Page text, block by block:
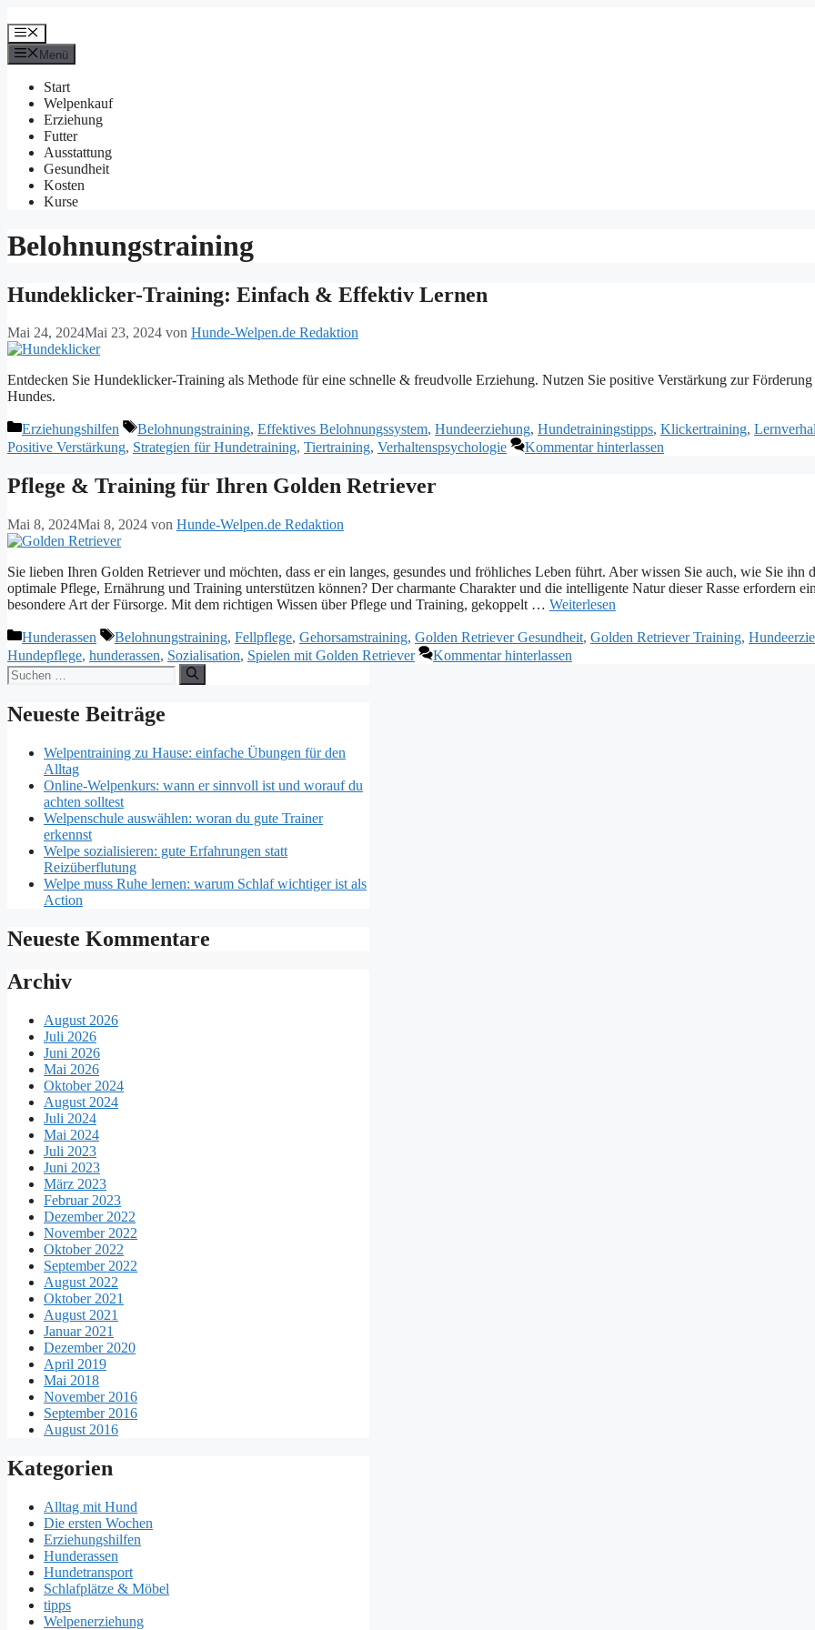
Inhalt
springen
Menü
Menü
Start
Welpenkauf
Erziehung
Futter
Ausstattung
Gesundheit
Kosten
Kurse
Belohnungstraining
Hundeklicker-Training: Einfach & Effektiv Lernen
Mai 24, 2024Mai 23, 2024 von Hunde-Welpen.de Redaktion
Entdecken Sie Hundeklicker-Training als Methode für eine schnelle & freudvolle Erziehung. Nutzen Sie positive Verstärkung zur Förderung
Hundes.
Kategorien
Erziehungshilfen Schlagwörter
Belohnungstraining, Effektives Belohnungssystem, Hundeerziehung, Hundetrainingstipps, Klickertraining,
Positive Verstärkung, Strategien für Hundetraining, Tiertraining, Verhaltenspsychologie Kommentar hinterlassen
Pflege & Training für Ihren Golden Retriever
Mai 8, 2024Mai 8, 2024 von Hunde-Welpen.de Redaktion
Sie lieben Ihren Golden Retriever und möchten, dass er ein langes, gesundes und fröhliches Leben führt. Aber wissen Sie auch, wie Sie ihn
optimale Pflege, Ernährung und Training unterstützen können? Der charmante Charakter und die intelligente Natur dieser Rasse erfordern
besondere Art der Fürsorge. Mit dem richtigen Wissen über Pflege und Training, gekoppelt … Weiterlesen
Kategorien
Hunderassen Schlagwörter
Belohnungstraining, Fellpflege, Gehorsamstraining, Golden Retriever Gesundheit, Golden Retriever Training,
Hundepflege, hunderassen, Sozialisation, Spielen mit Golden Retriever
Kommentar hinterlassen
Suchen
nach:
Neueste Beiträge
Welpentraining zu Hause: einfache Übungen für den
Alltag
Online-Welpenkurs: wann er sinnvoll ist und worauf du
achten solltest
Welpenschule auswählen: woran du gute Trainer
erkennst
Welpe sozialisieren: gute Erfahrungen statt
Reizüberflutung
Welpe muss Ruhe lernen: warum Schlaf wichtiger ist als
Action
Neueste Kommentare
Archiv
August 2026
Juli 2026
Juni 2026
Mai 2026
Oktober 2024
August 2024
Juli 2024
Mai 2024
Juli 2023
Juni 2023
März 2023
Februar 2023
Dezember 2022
November 2022
Oktober 2022
September 2022
August 2022
Oktober 2021
August 2021
Januar 2021
Dezember 2020
April 2019
Mai 2018
November 2016
September 2016
August 2016
Kategorien
Alltag mit Hund
Die ersten Wochen
Erziehungshilfen
Hunderassen
Hundetransport
Schlafplätze & Möbel
tipps
Welpenerziehung